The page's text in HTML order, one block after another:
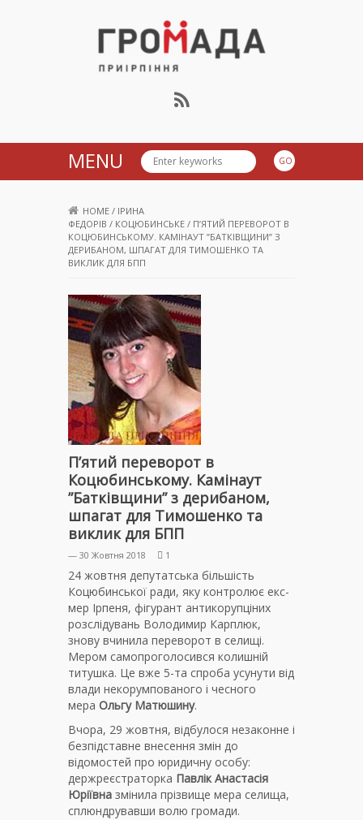
Громада Приірпіння
MENU
HOME / ІРИНА
ФЕДОРІВ / КОЦЮБИНСЬКЕ / П’ЯТИЙ ПЕРЕВОРОТ В
КОЦЮБИНСЬКОМУ. КАМІНАУТ ”БАТКІВЩИНИ” З
ДЕРИБАНОМ, ШПАГАТ ДЛЯ ТИМОШЕНКО ТА
ВИКЛИК ДЛЯ БПП
П’ятий переворот в
Коцюбинському. Камінаут
”Батківщини” з дерибаном,
шпагат для Тимошенко та
виклик для БПП
— 30 Жовтня 2018 1
24 жовтня депутатська більшість
Коцюбинської ради, яку контролює екс-
мер Ірпеня, фігурант антикорупціних
розслідувань Володимир Карплюк,
знову вчинила переворот в селищі.
Мером самопроголосився колишній
титушка. Це вже 5-та спроба усунути від
влади некорумпованого і чесного
мера Ольгу Матюшину.
Вчора, 29 жовтня, відбулося незаконне і
безпідставне внесення змін до
відомостей про юридичну особу:
держреєстраторка Павлік Анастасія
Юріївна змінила прізвище мера селища,
сплюндрувавши волю громади.